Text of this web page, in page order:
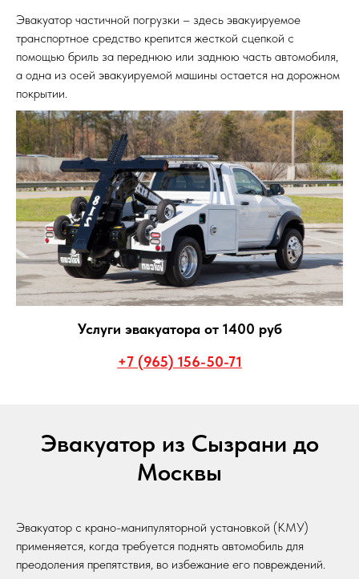
Эвакуатор частичной погрузки – здесь эвакуируемое
транспортное средство крепится жесткой сцепкой с
помощью бриль за переднюю или заднюю часть автомобиля,
а одна из осей эвакуируемой машины остается на дорожном
покрытии.
Услуги эвакуатора от 1400 руб
+7 (965) 156-50-71
Эвакуатор из Сызрани до
Москвы
Эвакуатор с крано-манипуляторной установкой (КМУ)
применяется, когда требуется поднять автомобиль для
преодоления препятствия, во избежание его повреждений.